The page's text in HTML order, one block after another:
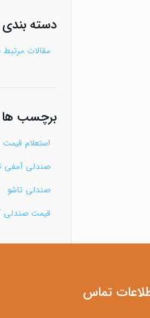
دسته
مقالات
برچسب ها
استعلام قیمت
صندلی آمفی
صندلی تاشو
قیمت صندلی
تماس